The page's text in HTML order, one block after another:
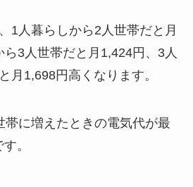
1人暮らしから2人世帯だと月
3人世帯だと月1,424円、3人
月1,698円高くなります。
帯に増えたときの電気代が最
。